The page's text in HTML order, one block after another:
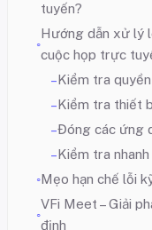
tuyến?
Hướng dẫn xử lý
cuộc họp trực
Kiểm tra
Kiểm tra thiết
Đóng các ứng
Kiểm tra
Mẹo hạn chế lỗi
VFi Meet – Giải
định